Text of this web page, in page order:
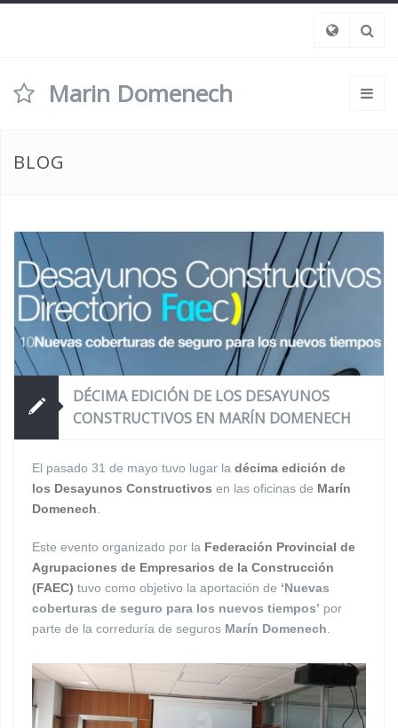
Marin Domenech
BLOG
DÉCIMA EDICIÓN DE LOS DESAYUNOS
CONSTRUCTIVOS EN MARÍN DOMENECH
El pasado 31 de mayo tuvo lugar la décima edición de
los Desayunos Constructivos en las oficinas de Marín
Domenech
Este evento organizado por la Federación Provincial de
Agrupaciones de Empresarios de la Construcción
(FAEC) tuvo como objetivo la aportación de ‘Nuevas
coberturas de seguro para los nuevos tiempos’ por
parte de la correduría de seguros Marín Domenech